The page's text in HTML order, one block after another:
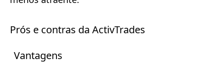
Prós e contras da ActivTrades
Vantagens